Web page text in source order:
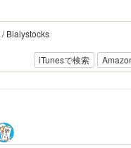
iTunesで検索
/ Bialystocks